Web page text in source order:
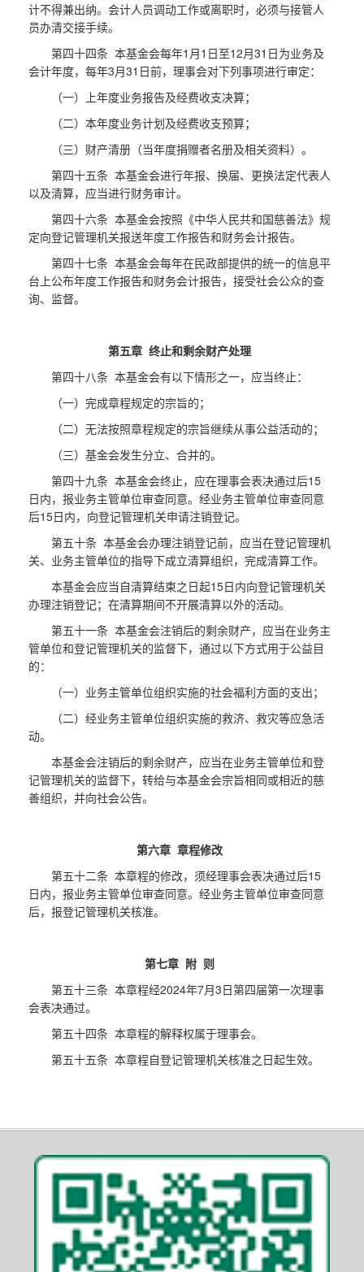
计不得兼出纳。会计人员调动工作或离职时，必须与接管人
员办清交接手续。
第四十四条 本基金会每年1月1日至12月31日为业务及
会计年度，每年3月31日前，理事会对下列事项进行审定：
（一）上年度业务报告及经费收支决算；
（二）本年度业务计划及经费收支预算；
（三）财产清册（当年度捐赠者名册及相关资料）。
第四十五条 本基金会进行年报、换届、更换法定代表人
以及清算，应当进行财务审计。
第四十六条 本基金会按照《中华人民共和国慈善法》规
定向登记管理机关报送年度工作报告和财务会计报告。
第四十七条 本基金会每年在民政部提供的统一的信息平
台上公布年度工作报告和财务会计报告，接受社会公众的查
询、监督。
第五章 终止和剩余财产处理
第四十八条 本基金会有以下情形之一，应当终止：
（一）完成章程规定的宗旨的；
（二）无法按照章程规定的宗旨继续从事公益活动的；
（三）基金会发生分立、合并的。
第四十九条 本基金会终止，应在理事会表决通过后15
日内，报业务主管单位审查同意。经业务主管单位审查同意
后15日内，向登记管理机关申请注销登记。
第五十条 本基金会办理注销登记前，应当在登记管理机
关、业务主管单位的指导下成立清算组织，完成清算工作。
本基金会应当自清算结束之日起15日内向登记管理机关
办理注销登记；在清算期间不开展清算以外的活动。
第五十一条 本基金会注销后的剩余财产，应当在业务主
管单位和登记管理机关的监督下，通过以下方式用于公益目
的：
（一）业务主管单位组织实施的社会福利方面的支出；
（二）经业务主管单位组织实施的救济、救灾等应急活
动。
本基金会注销后的剩余财产，应当在业务主管单位和登
记管理机关的监督下，转给与本基金会宗旨相同或相近的慈
善组织，并向社会公告。
第六章 章程修改
第五十二条 本章程的修改，须经理事会表决通过后15
日内，报业务主管单位审查同意。经业务主管单位审查同意
后，报登记管理机关核准。
第七章 附 则
第五十三条 本章程经2024年7月3日第四届第一次理事
会表决通过。
第五十四条 本章程的解释权属于理事会。
第五十五条 本章程自登记管理机关核准之日起生效。